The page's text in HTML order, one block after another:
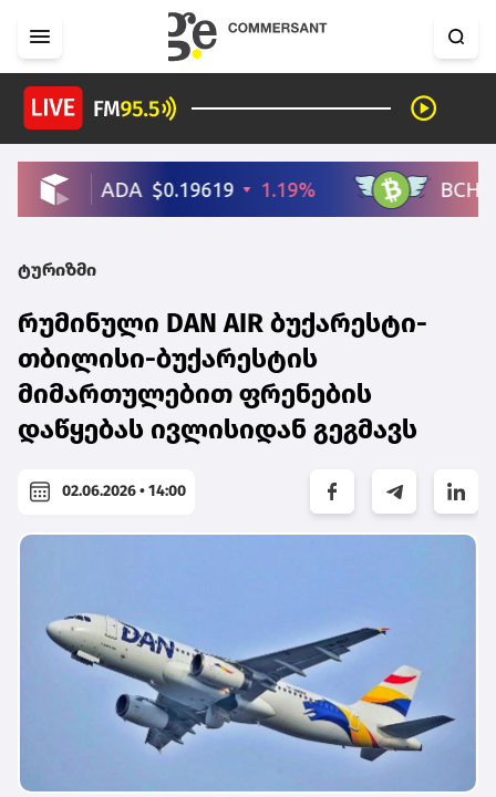
ტურიზმი
რუმინული DAN AIR ბუქარესტი-
თბილისი-ბუქარესტის
მიმართულებით ფრენების
დაწყებას ივლისიდან გეგმავს
02.06.2026 • 14:00